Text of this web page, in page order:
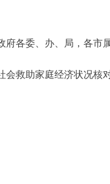
府各委、办、局，各市
助家庭经济状况核对